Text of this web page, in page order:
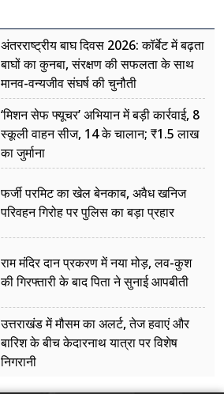
अंतरराष्ट्रीय बाघ दिवस 2026: कॉर्बेट में बढ़ता
बाघों का कुनबा, संरक्षण की सफलता के साथ
मानव-वन्यजीव संघर्ष की चुनौती
‘मिशन सेफ फ्यूचर’ अभियान में बड़ी कार्रवाई, 8
स्कूली वाहन सीज, 14 के चालान; ₹1.5 लाख
का जुर्माना
फर्जी परमिट का खेल बेनकाब, अवैध खनिज
परिवहन गिरोह पर पुलिस का बड़ा प्रहार
राम मंदिर दान प्रकरण में नया मोड़, लव-कुश
की गिरफ्तारी के बाद पिता ने सुनाई आपबीती
उत्तराखंड में मौसम का अलर्ट, तेज हवाएं और
बारिश के बीच केदारनाथ यात्रा पर विशेष
निगरानी